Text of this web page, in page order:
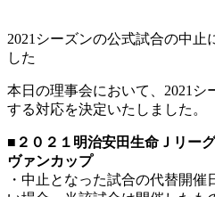
2021シーズンの公式試合の中止
した
本日の理事会において、2021シ
する対応を決定いたしました。
■２０２１明治安田生命Ｊリー
ヴァンカップ
・中止となった試合の代替開